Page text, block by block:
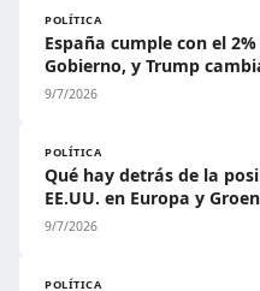
POLÍTICA
España cumple con el
Gobierno, y Trump
9/7/2026
POLÍTICA
Qué hay detrás de la
EE.UU. en Europa y
9/7/2026
POLÍTICA